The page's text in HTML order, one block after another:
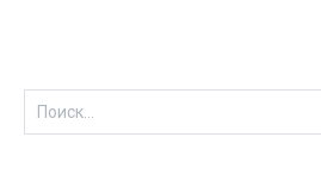
Найти: